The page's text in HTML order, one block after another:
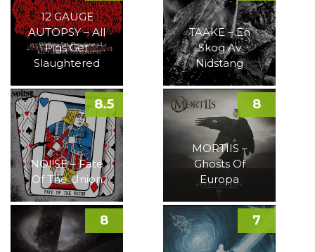
12 GAUGE
AUTOPSY – All
Pigs Get
Slaughtered
TAAKE – En
Skog Av
Nidstang
NOI!SE – Fate
Of The Union
8.5
MORTIIS –
Ghosts Of
Europa
8
8 7